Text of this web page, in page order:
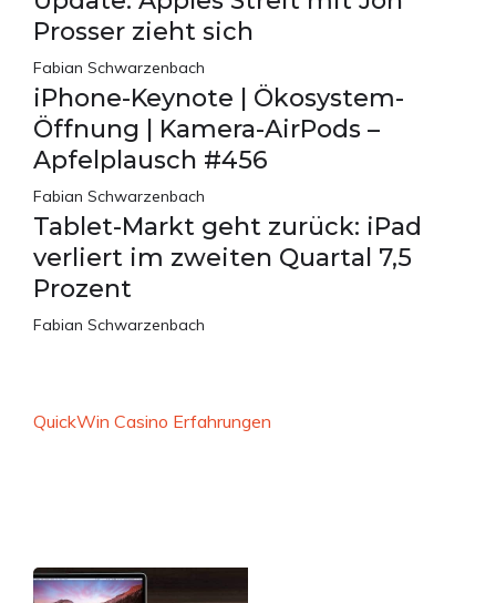
Prosser zieht sich
Fabian Schwarzenbach
iPhone-Keynote | Ökosystem-
Öffnung | Kamera-AirPods –
Apfelplausch #456
Fabian Schwarzenbach
Tablet-Markt geht zurück: iPad
verliert im zweiten Quartal 7,5
Prozent
Fabian Schwarzenbach
QuickWin Casino Erfahrungen